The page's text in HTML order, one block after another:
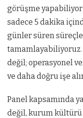
görüşme
sadece 5 dakika
günler süren
tamamlayabiliyoruz.
değil; operasyonel
ve daha doğru işe
Panel kapsamında
değil, kurum kültürü